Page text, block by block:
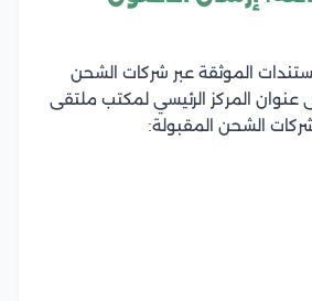
الموثقة عبر شركات الشحن
عنوان المركز الرئيسي لمكتب ملتقى
الشحن المقبولة: